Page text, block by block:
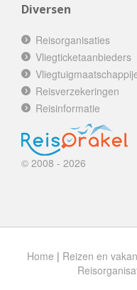
Diversen
Reisorganisaties
Vliegticketaanbieders
Reisverzekeringen
Reisinformatie
© 2008 - 2026
Home | Reizen en